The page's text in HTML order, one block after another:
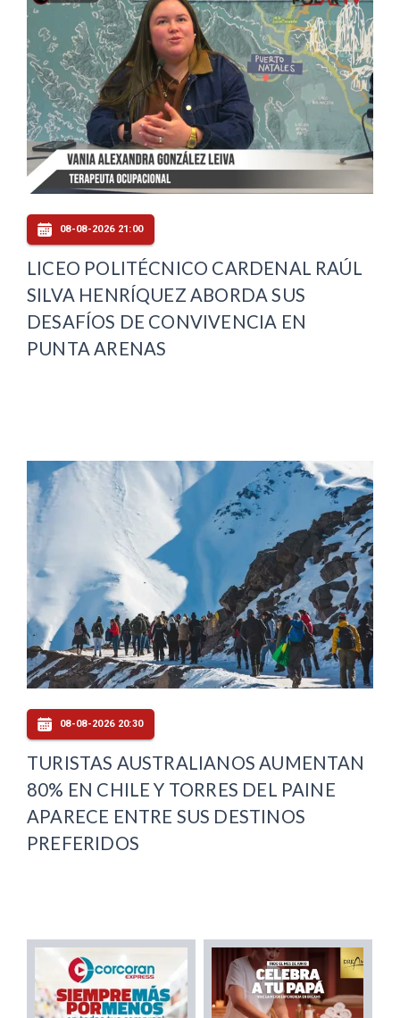
08-08-2026 21:00
LICEO POLITÉCNICO CARDENAL RAÚL
SILVA HENRÍQUEZ ABORDA SUS
DESAFÍOS DE CONVIVENCIA EN
PUNTA ARENAS
08-08-2026 20:30
TURISTAS AUSTRALIANOS AUMENTAN
80% EN CHILE Y TORRES DEL PAINE
APARECE ENTRE SUS DESTINOS
PREFERIDOS